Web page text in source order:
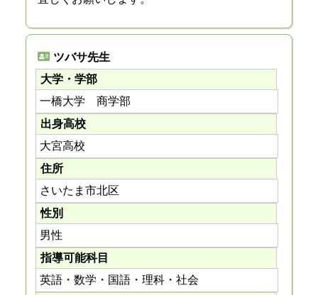
ツバサ先生
大学・学部
一橋大学 商学部
出身高校
大宮高校
住所
さいたま市北区
性別
男性
指導可能科目
英語・数学・国語・理科・社会